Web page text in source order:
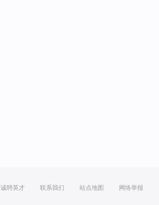
诚聘英才 联系我们 站点地图 网络举报